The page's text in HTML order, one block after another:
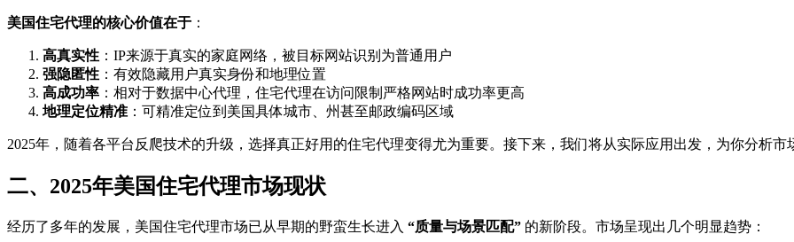
美国住宅代理的核心价值在于 ：
高真实性 ：IP来源于真实的家庭网络，被目标网站识别为普通用户
强隐匿性 ：有效隐藏用户真实身份和地理位置
高成功率 ：相对于数据中心代理，住宅代理在访问限制严格网站时成功率更高
地理定位精准 ：可精准定位到美国具体城市、州甚至邮政编码区域
2025年，随着各平台反爬技术的升级，选择真正好用的住宅代理变得尤为重要。接下来，我们将从实际应用出发，为你分析市
二、2025年美国住宅代理市场现状
经历了多年的发展，美国住宅代理市场已从早期的野蛮生长进入 “质量与场景匹配” ​ 的新阶段。市场呈现出几个明显趋势：